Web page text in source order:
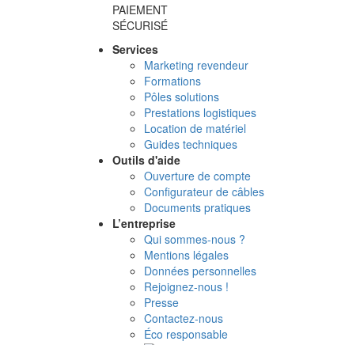
PAIEMENT
SÉCURISÉ
Services
Marketing revendeur
Formations
Pôles solutions
Prestations logistiques
Location de matériel
Guides techniques
Outils d'aide
Ouverture de compte
Configurateur de câbles
Documents pratiques
L’entreprise
Qui sommes-nous ?
Mentions légales
Données personnelles
Rejoignez-nous !
Presse
Contactez-nous
Éco responsable